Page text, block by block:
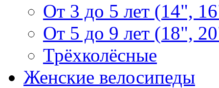
От 3 до 5 лет (14",
От 5 до 9 лет (18",
Трёхколёсные
Женские велосипеды